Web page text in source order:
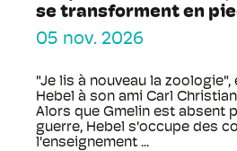
se transforment en
05 nov. 2026
"Je lis à nouveau la
Hebel à son ami Carl
Alors que Gmelin est absent
guerre, Hebel s'occupe des
l'enseignement ...